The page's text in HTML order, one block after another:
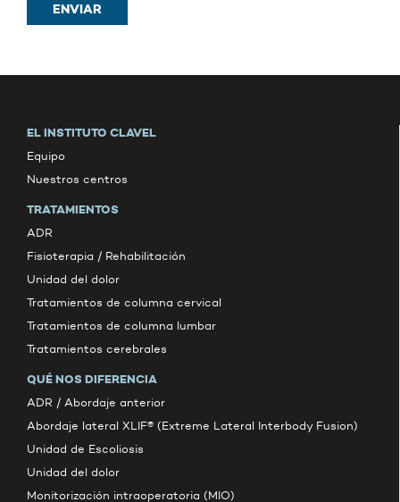
ENVIAR
EL INSTITUTO CLAVEL
Equipo
Nuestros centros
TRATAMIENTOS
ADR
Fisioterapia / Rehabilitación
Unidad del dolor
Tratamientos de columna cervical
Tratamientos de columna lumbar
Tratamientos cerebrales
QUÉ NOS DIFERENCIA
ADR / Abordaje anterior
Abordaje lateral XLIF® (Extreme Lateral Interbody Fusion)
Unidad de Escoliosis
Unidad del dolor
Monitorización intraoperatoria (MIO)